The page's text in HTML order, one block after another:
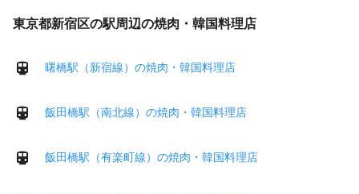
東京都新宿区の駅周辺の焼肉・韓国料理店
曙橋駅（新宿線）の焼肉・韓国料理店
飯田橋駅（南北線）の焼肉・韓国料理店
飯田橋駅（有楽町線）の焼肉・韓国料理店